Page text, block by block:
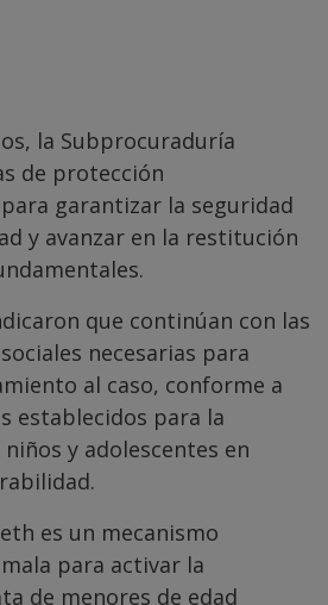
la Subprocuraduría
de protección
garantizar la seguridad
y avanzar en la restitución
que continúan con las
necesarias para
al caso, conforme a
establecidos para la
y adolescentes en
es un mecanismo
para activar la
de menores de edad